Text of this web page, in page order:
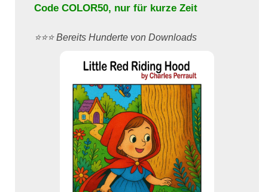
Code COLOR50, nur für kurze Zeit
⭐️⭐️⭐️ Bereits Hunderte von Downloads